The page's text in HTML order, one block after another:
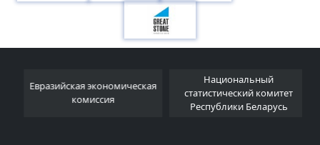
Евразийская экономическая
комиссия
Национальный
статистический комитет
Республики Беларусь